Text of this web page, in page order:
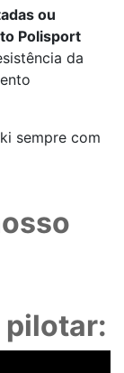
ou
Polisport
da
sempre com
pilotar: